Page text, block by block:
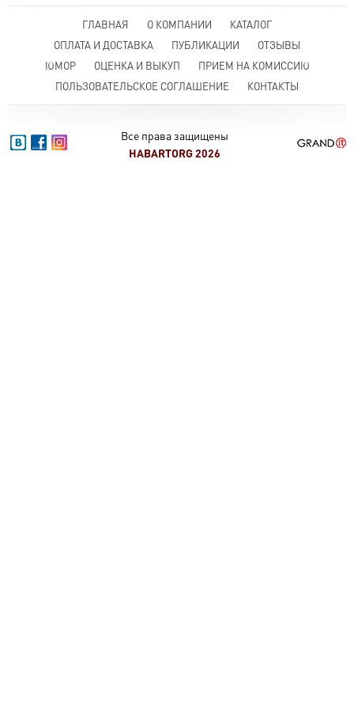
ГЛАВНАЯ О КОМПАНИИ
КАТАЛОГ
ОПЛАТА И ДОСТАВКА
ПУБЛИКАЦИИ
ОТЗЫВЫ
ЮМОР
ОЦЕНКА И ВЫКУП
ПРИЕМ НА КОМИССИЮ
ПОЛЬЗОВАТЕЛЬСКОЕ СОГЛАШЕНИЕ
КОНТАКТЫ
Все права защищены
HABARTORG 2026